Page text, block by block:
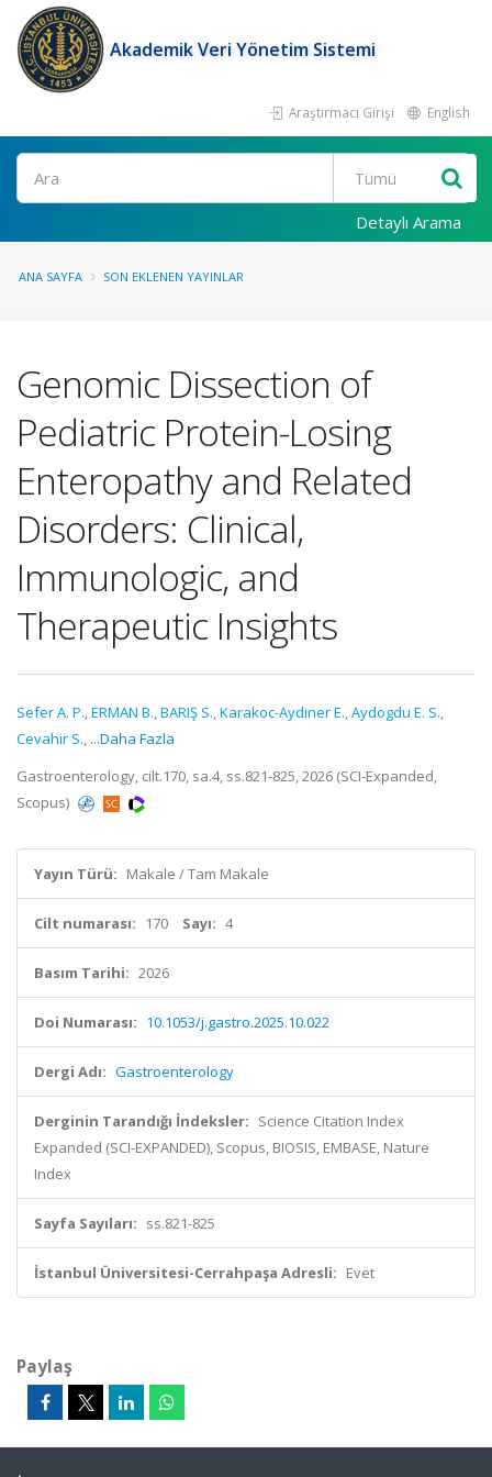
Akademik Veri Yönetim Sistemi
Araştırmacı Girişi English
Ara
Detaylı Arama
ANA SAYFA SON EKLENEN YAYINLAR
Genomic Dissection of
Pediatric Protein-Losing
Enteropathy and Related
Disorders: Clinical,
Immunologic, and
Therapeutic Insights
Sefer A. P.,ERMAN B.,BARIŞ S.,Karakoc-Aydiner E.,Aydogdu E. S.,
Cevahir S., ...Daha Fazla
Gastroenterology, cilt.170, sa.4, ss.821-825, 2026 (SCI-Expanded,
Scopus)
Yayın Türü: Makale / Tam Makale
Cilt numarası: 170 Sayı: 4
Basım Tarihi: 2026
Doi Numarası: 10.1053/j.gastro.2025.10.022
Dergi Adı: Gastroenterology
Derginin Tarandığı İndeksler: Science Citation Index
Expanded (SCI-EXPANDED), Scopus, BIOSIS, EMBASE, Nature
Index
Sayfa Sayıları: ss.821-825
İstanbul Üniversitesi-Cerrahpaşa Adresli: Evet
Paylaş